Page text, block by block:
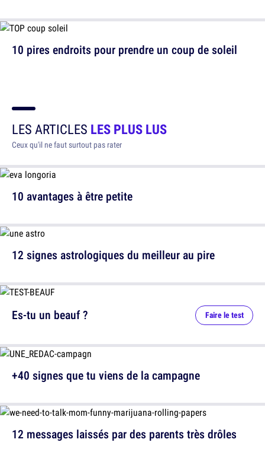
10 pires endroits pour prendre un coup de soleil
LES ARTICLES LES PLUS LUS
Ceux qu'il ne faut surtout pas rater
10 avantages à être petite
12 signes astrologiques du meilleur au pire
12 messages laissés par des parents très drôles
Es-tu un beauf ? Faire le test
+40 signes que tu viens de la campagne